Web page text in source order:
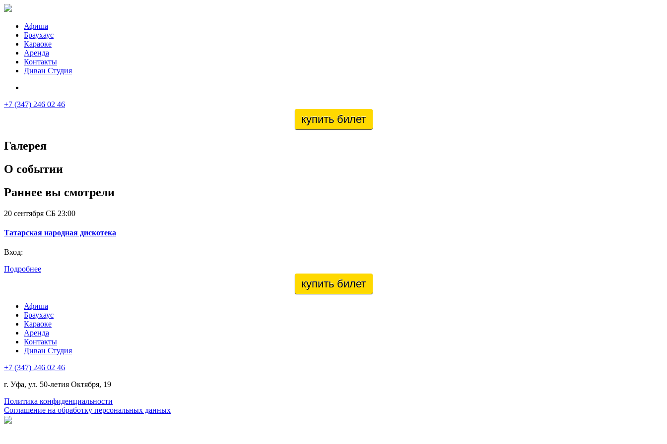
Афиша
Браухаус
Караоке
Аренда
Контакты
Диван Студия
+7 (347) 246 02 46
купить билет
Галерея
О событии
Раннее вы смотрели
20 сентября СБ 23:00
Татарская народная дискотека
Вход:
Подробнее
купить билет
Афиша
Браухаус
Караоке
Аренда
Контакты
Диван Студия
+7 (347) 246 02 46
г. Уфа, ул. 50-летия Октября, 19
Политика конфиденциальности
Соглашение на обработку персональных данных